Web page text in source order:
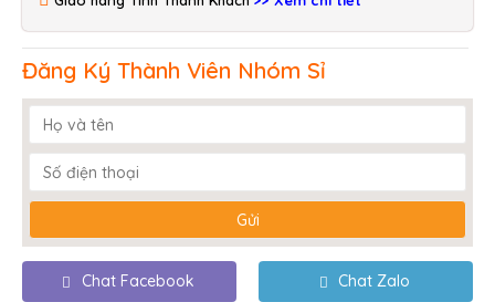
Đăng Ký Thành Viên Nhóm Sỉ
Chat Facebook Chat Zalo